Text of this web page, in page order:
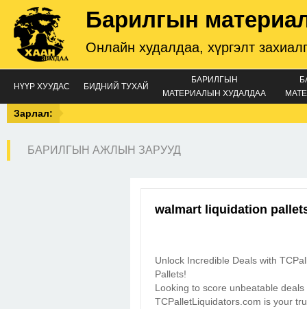
Барилгын
Онлайн худалдаа, хүргэлт
НҮҮР ХУУДАС БИДНИЙ ТУХАЙ
БАРИЛГЫН
МАТЕРИАЛЫН ХУДАЛДАА
Зарлал:
БАРИЛГЫН АЖЛЫН ЗАРУУД
walmart liquidation
Unlock Incredible Deals with
Pallets!
Looking to score unbeatable
TCPalletLiquidators.com is your